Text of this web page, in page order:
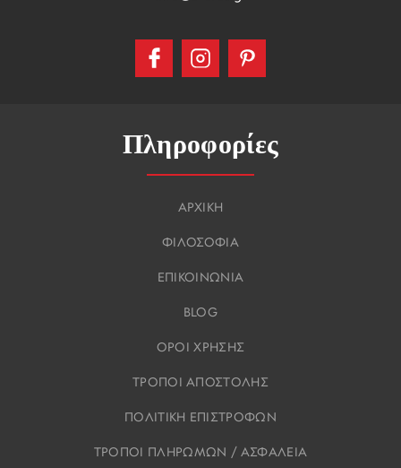
Πληροφορίες
ΑΡΧΙΚΗ
ΦΙΛΟΣΟΦΙΑ
ΕΠΙΚΟΙΝΩΝΙΑ
BLOG
ΟΡΟΙ ΧΡΗΣΗΣ
ΤΡΟΠΟΙ ΑΠΟΣΤΟΛΗΣ
ΠΟΛΙΤΙΚΗ ΕΠΙΣΤΡΟΦΩΝ
ΤΡΟΠΟΙ ΠΛΗΡΩΜΩΝ / ΑΣΦΑΛΕΙΑ